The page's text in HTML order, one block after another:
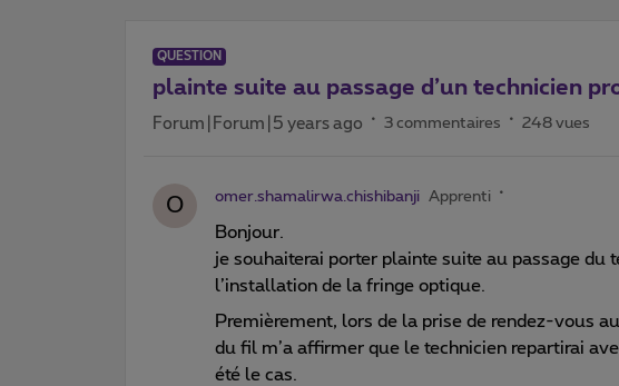
QUESTION
plainte suite au passage d’un technicien
Forum|Forum|5 years ago 3 commentaires 248 vues
O omer.shamalirwa.chishibanji Apprenti
Bonjour.
je souhaiterai porter plainte suite au passage du
l’installation de la fringe optique.
Premièrement, lors de la prise de rendez-vous
du fil m’a affirmer que le technicien repartirai
été le cas.